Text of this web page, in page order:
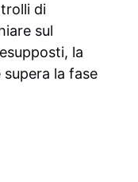
di
sul
la
la fase